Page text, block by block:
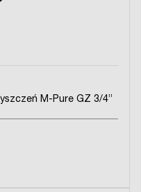
M-Pure GZ 3/4”